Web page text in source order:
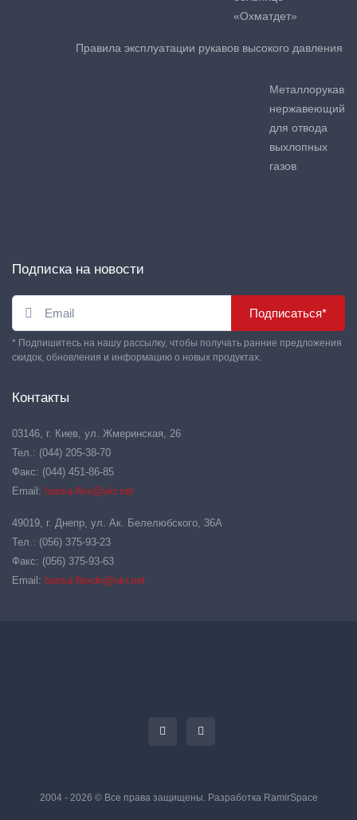
«Охматдет»
Правила эксплуатации рукавов высокого давления
Металлорукав
нержавеющий
для отвода
выхлопных
газов
Подписка на новости
Подписаться*
* Подпишитесь на нашу рассылку, чтобы получать ранние предложения
скидок, обновления и информацию о новых продуктах.
Контакты
03146, г. Киев, ул. Жмеринская, 26
Тел.: (044) 205-38-70
Факс: (044) 451-86-85
Email: hansa-flex@ukr.net
49019, г. Днепр, ул. Ак. Белелюбского, 36А
Тел.: (056) 375-93-23
Факс: (056) 375-93-63
Email: hansa-flexdn@ukr.net
2004 - 2026 © Все права защищены. Разработка RamirSpace